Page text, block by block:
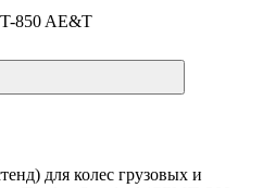
850 AE&T
для колес грузовых и